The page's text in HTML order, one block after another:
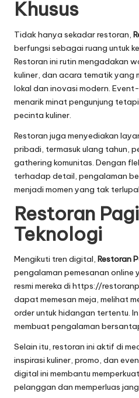
Khusus
Tidak hanya sekadar restoran,
berfungsi sebagai ruang untuk
Restoran ini rutin mengadakan
kuliner, dan acara tematik yang
lokal dan inovasi modern.
menarik minat pengunjung
pecinta kuliner.
Restoran juga menyediakan
pribadi, termasuk ulang tahun,
gathering komunitas. Dengan
terhadap detail, pengalaman
menjadi momen yang tak
Restoran
Teknologi
Mengikuti tren digital, Restoran
pengalaman pemesanan online
resmi mereka di https://
dapat memesan meja, melihat
order untuk hidangan tertentu.
membuat pengalaman
Selain itu, restoran ini aktif di
inspirasi kuliner, promo, dan
digital ini membantu
pelanggan dan memperluas